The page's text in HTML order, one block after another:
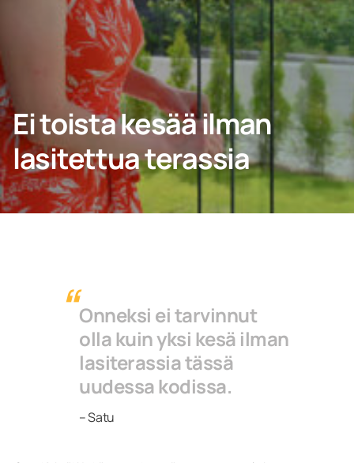
Ammattilaisille
Yritys
Ota yhteyttä
PYYDÄ TARJOUS
Ei toista kesää ilman
lasitettua terassia
Onneksi ei tarvinnut
olla kuin yksi kesä ilman
lasiterassia tässä
uudessa kodissa.
– Satu